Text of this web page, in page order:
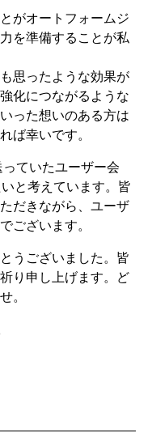
がオートフォームジ
を準備することが私
思ったような効果が
化につながるような
った想いのある方は
ば幸いです。
ていたユーザー会
と考えています。皆
だきながら、ユーザ
ございます。
うございました。皆
り申し上げます。ど
。